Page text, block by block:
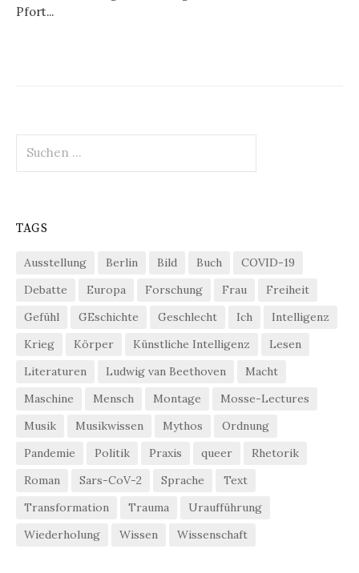
Pfort...
nach:
TAGS
Ausstellung Berlin Bild Buch
COVID-19
Debatte
Europa Forschung Frau
Freiheit
Gefühl
GEschichte Geschlecht Ich
Intelligenz
Krieg
Körper Künstliche Intelligenz
Lesen
Literaturen
Ludwig van Beethoven
Macht
Maschine
Mensch Montage
Mosse-Lectures
Musik
Musikwissen Mythos
Ordnung
Pandemie
Politik Praxis queer
Rhetorik
Roman
Sars-CoV-2 Sprache
Text
Transformation
Trauma
Uraufführung
Wiederholung
Wissen Wissenschaft